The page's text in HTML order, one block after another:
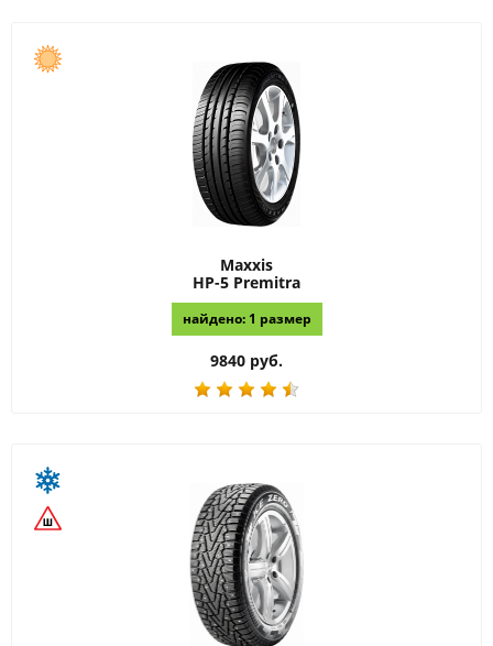
Maxxis
HP-5 Premitra
найдено: 1 размер
9840 руб.